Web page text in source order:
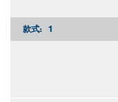
款式: 1